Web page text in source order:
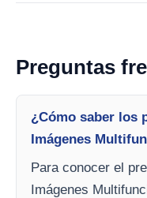
Preguntas
¿Cómo saber los
Imágenes
Para conocer el
Imágenes